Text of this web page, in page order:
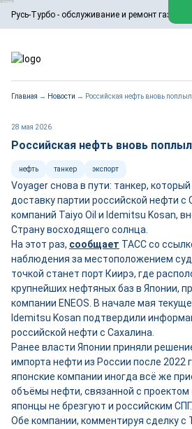
Русь-Турбо - обслуживание и ремонт
ООО «Русь-Турбо» занимается
турбин, комплексным ремонтом,
техническим обслуживанием
работают на нефтегазовых,
металлургических и других
Реклама. ООО «Русь-Турбо», ИНН
Главная → Новости → Российская нефть вновь
28 мая 2026
Российская нефть вновь
нефть танкер экспорт
Voyager снова в пути: танкер,
доставку партии российской нефти с
компаний Taiyo Oil и Idemitsu Kosan,
Страну восходящего солнца.
На этот раз, сообщает ТАСС со
наблюдения за местоположением
точкой станет порт Киирэ, где
крупнейших нефтяных баз в Японии,
компании ENEOS. В начале мая
Idemitsu Kosan подтвердили
российской нефти с Сахалина.
Ранее власти Японии приняли
импорта нефти из России после 2022
японские компании иногда всё же
объёмы нефти, связанной с проектом
японцы не брезгуют и российским СПГ.
Обе компании, комментируя сделку с